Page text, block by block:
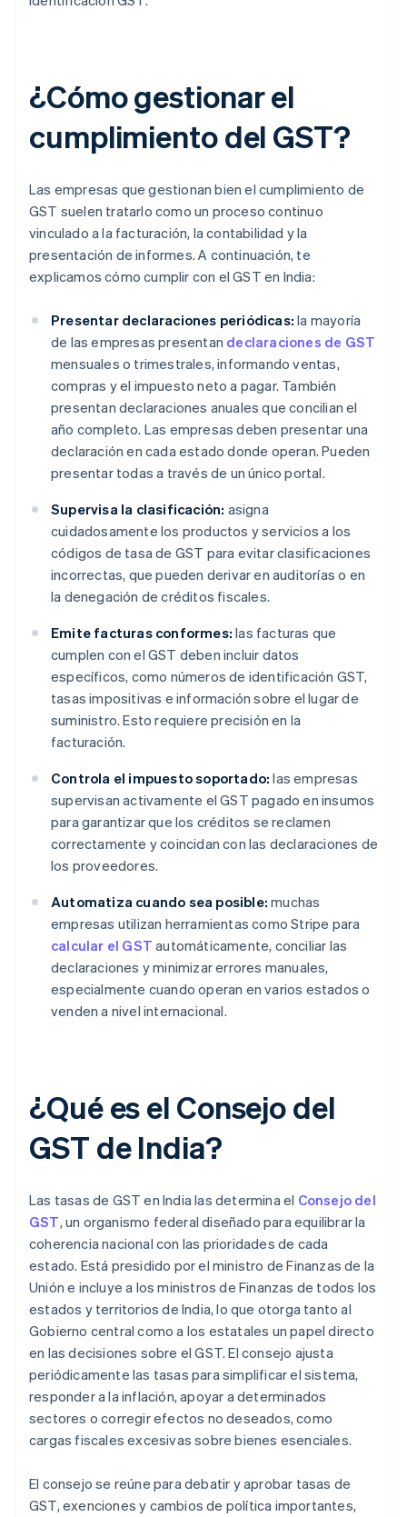
¿Cómo gestionar el
cumplimiento del GST?
Las empresas que gestionan bien el cumplimiento de
GST suelen tratarlo como un proceso continuo
vinculado a la facturación, la contabilidad y la
presentación de informes. A continuación, te
explicamos cómo cumplir con el GST en India:
Presentar declaraciones periódicas: la mayoría
de las empresas presentan declaraciones de GST
mensuales o trimestrales, informando ventas,
compras y el impuesto neto a pagar. También
presentan declaraciones anuales que concilian el
año completo. Las empresas deben presentar una
declaración en cada estado donde operan. Pueden
presentar todas a través de un único portal.
Supervisa la clasificación: asigna
cuidadosamente los productos y servicios a los
códigos de tasa de GST para evitar clasificaciones
incorrectas, que pueden derivar en auditorías o en
la denegación de créditos fiscales.
Emite facturas conformes: las facturas que
cumplen con el GST deben incluir datos
específicos, como números de identificación GST,
tasas impositivas e información sobre el lugar de
suministro. Esto requiere precisión en la
facturación.
Controla el impuesto soportado: las empresas
supervisan activamente el GST pagado en insumos
para garantizar que los créditos se reclamen
correctamente y coincidan con las declaraciones de
los proveedores.
Automatiza cuando sea posible: muchas
empresas utilizan herramientas como Stripe para
calcular el GST automáticamente, conciliar las
declaraciones y minimizar errores manuales,
especialmente cuando operan en varios estados o
venden a nivel internacional.
¿Qué es el Consejo del
GST de India?
Las tasas de GST en India las determina el Consejo del
GST, un organismo federal diseñado para equilibrar la
coherencia nacional con las prioridades de cada
estado. Está presidido por el ministro de Finanzas de la
Unión e incluye a los ministros de Finanzas de todos los
estados y territorios de India, lo que otorga tanto al
Gobierno central como a los estatales un papel directo
en las decisiones sobre el GST. El consejo ajusta
periódicamente las tasas para simplificar el sistema,
responder a la inflación, apoyar a determinados
sectores o corregir efectos no deseados, como
cargas fiscales excesivas sobre bienes esenciales.
El consejo se reúne para debatir y aprobar tasas de
GST, exenciones y cambios de política importantes,